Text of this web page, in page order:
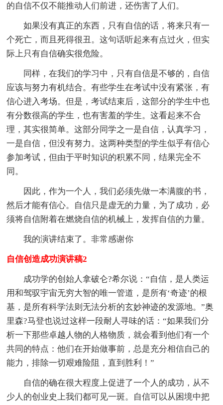
的自信不仅不能推动人们前进，还伤害了人们。
如果没有真正的东西，只有自信的话，将来只有一
个死亡，而且死得很丑。这句话听起来有点过火，但实
际上只有自信确实很危险。
同样，在我们的学习中，只有自信是不够的，自信
应该与努力有机结合。有些学生在考试中没有紧张，有
信心进入考场。但是，考试结束后，这部分的学生中也
有分数很高的学生，也有害羞的学生。这看起来不合
理，其实很简单。这部分同学之一是自信，认真学习，
一是自信，但没有努力。这两种类型的学生似乎有信心
参加考试，但由于平时知识的积累不同，结果完全不
同。
因此，作为一个人，我们必须先做一本满腹的书，
然后才能有信心。自信只是虚无的力量，为了成功，必
须将自信附着在燃烧自信的机械上，发挥自信的力量。
我的演讲结束了。非常感谢你
自信创造成功演讲稿2
成功学的创始人拿破仑?希尔说：“自信，是人类运
用和驾驭宇宙无穷大智的唯一管道，是所有‘奇迹’的根
基，是所有科学法则无法分析的玄妙神迹的发源地。”奥
里森?马登也说过这样一段耐人寻味的话：“如果我们分
析一下那些卓越人物的人格物质，就会看到他们有一个
共同的特点：他们在开始做事前，总是充分相信自己的
能力，排除一切艰难险阻，直到胜利！”
自信的确在很大程度上促进了一个人的成功，从不
少人的创业史上我们都可见一斑。自信可以从困境中把